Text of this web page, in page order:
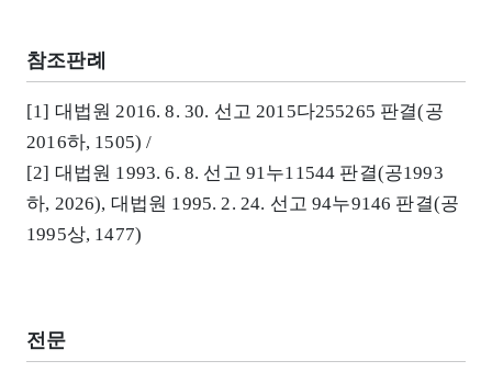
참조판례
[1] 대법원 2016. 8. 30. 선고 2015다255265 판결(공
2016하, 1505) /
[2] 대법원 1993. 6. 8. 선고 91누11544 판결(공1993
하, 2026), 대법원 1995. 2. 24. 선고 94누9146 판결(공
1995상, 1477)
전문